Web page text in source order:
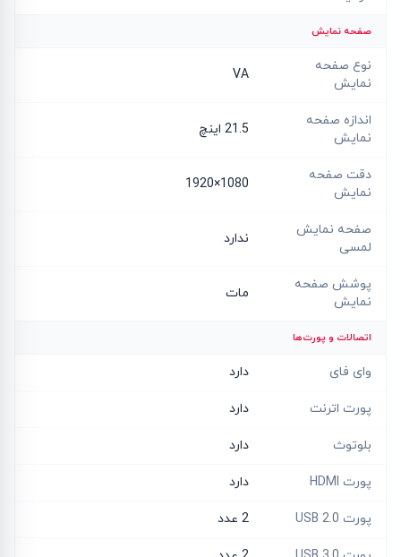
صفحه نمایش
نوع صفحه
نمایش
VA
اندازه صفحه
نمایش
21.5 اینچ
دقت صفحه
نمایش
1080×1920
صفحه نمایش
لمسی
ندارد
پوشش صفحه
نمایش
مات
اتصالات و پورت‌ها
وای فای دارد
پورت اترنت دارد
بلوتوث دارد
پورت HDMI دارد
پورت USB 2.0 2 عدد